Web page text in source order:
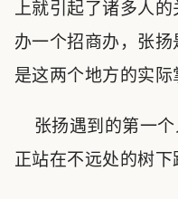
上就引起了诸多人
办一个招商办，张
是这两个地方的实际
张扬遇到的第一个
正站在不远处的树下